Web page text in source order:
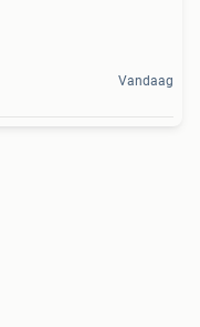
Vandaag